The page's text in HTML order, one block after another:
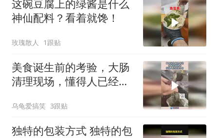
这碗豆腐上的绿酱是什么
神仙配料？看着就馋！
玫瑰散人 1跟贴
美食诞生前的考验，大肠
清理现场，懂得人已经流
乌龟爱搞笑 3跟贴
独特的包装方式 独特的包